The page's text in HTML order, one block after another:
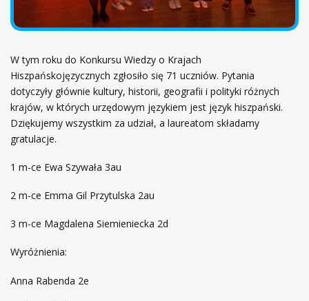
W tym roku do Konkursu Wiedzy o Krajach
Hiszpańskojęzycznych zgłosiło się 71 uczniów. Pytania
dotyczyły głównie kultury, historii, geografii i polityki różnych
krajów, w których urzędowym językiem jest język hiszpański.
Dziękujemy wszystkim za udział, a laureatom składamy
gratulacje.
1 m-ce Ewa Szywała 3au
2 m-ce Emma Gil Przytulska 2au
3 m-ce Magdalena Siemieniecka 2d
Wyróżnienia:
Anna Rabenda 2e